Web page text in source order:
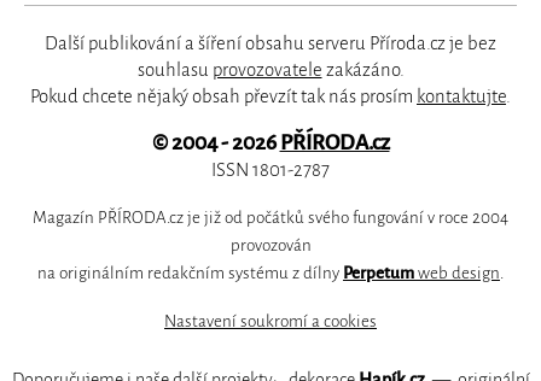
Další publikování a šíření obsahu serveru Příroda.cz je bez
souhlasu provozovatele zakázáno.
Pokud chcete nějaký obsah převzít tak nás prosím kontaktujte.
© 2004 - 2026PŘÍRODA.cz
ISSN 1801-2787
Magazín PŘÍRODA.cz je již od počátků svého fungování v roce 2004
provozován
na originálním redakčním systému z dílny Perpetum web design
Nastavení soukromí a cookies